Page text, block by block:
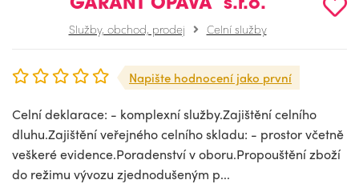
GARANT OPAVA s.r.o.
Služby, obchod, prodej Celní služby
Napište hodnocení jako první
Celní deklarace: - komplexní služby.Zajištění celního
dluhu.Zajištění veřejného celního skladu: - prostor včetně
veškeré evidence.Poradenství v oboru.Propouštění zboží
do režimu vývozu zjednodušeným p...